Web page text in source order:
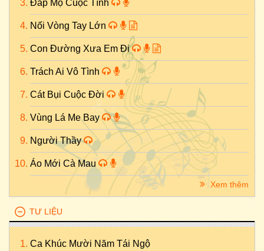
Đắp Mộ Cuộc Tình
Nối Vòng Tay Lớn
Con Đường Xưa Em Đi
Trách Ai Vô Tình
Cát Bụi Cuộc Đời
Vùng Lá Me Bay
Người Thầy
Áo Mới Cà Mau
Xem thêm
TƯ LIỆU
Ca Khúc Mười Năm Tái Ngộ